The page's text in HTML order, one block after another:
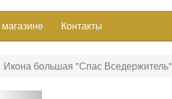
Контакты
Икона большая "Спас Вседержитель"